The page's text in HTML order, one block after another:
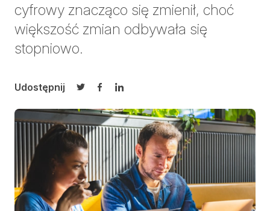
cyfrowy znacząco się zmienił, choć
większość zmian odbywała się
stopniowo.
Udostępnij
Udostępnij na Twitterze
Udostępnij na Facebooku
Udostępnij na LinkedIn